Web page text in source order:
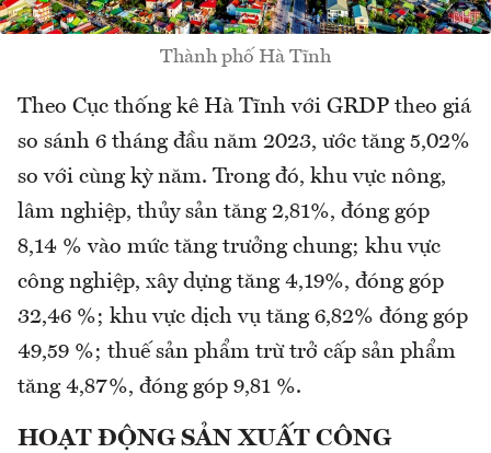
Thành phố Hà Tĩnh
Theo Cục thống kê Hà Tĩnh với GRDP theo giá
so sánh 6 tháng đầu năm 2023, ước tăng 5,02%
so với cùng kỳ năm. Trong đó, khu vực nông,
lâm nghiệp, thủy sản tăng 2,81%, đóng góp
8,14 % vào mức tăng trưởng chung; khu vực
công nghiệp, xây dựng tăng 4,19%, đóng góp
32,46 %; khu vực dịch vụ tăng 6,82% đóng góp
49,59 %; thuế sản phẩm trừ trở cấp sản phẩm
tăng 4,87%, đóng góp 9,81 %.
HOẠT ĐỘNG SẢN XUẤT CÔNG